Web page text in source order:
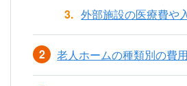
外部施設の医療費や
老人ホームの種類別の費